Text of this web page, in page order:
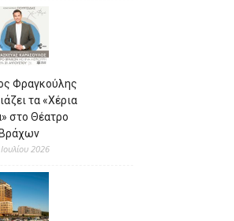
Φραγκούλης
τα «Χέρια
στο Θέατρο
Βράχων
2026